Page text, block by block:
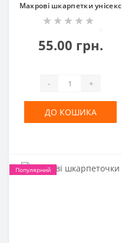
Махрові шкарпетки унісекс
55.00 грн.
- +
ДО КОШИКА
Популярний